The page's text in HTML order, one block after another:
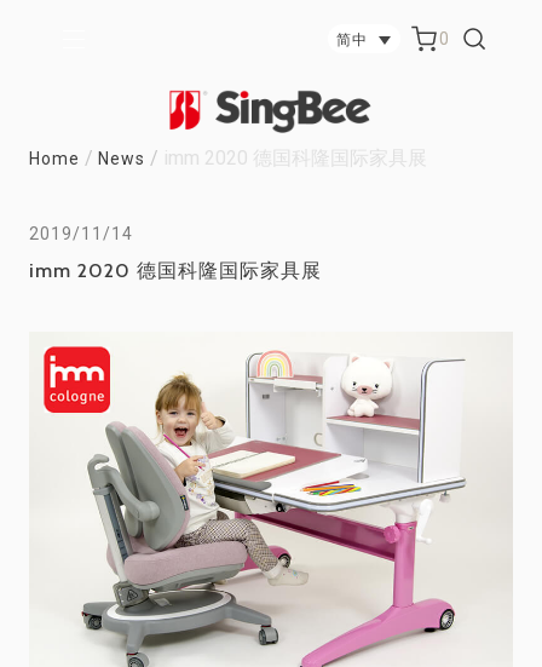
简中 0
Home / News / imm 2020 德国科隆国际家具展
2019/11/14
imm 2020 德国科隆国际家具展